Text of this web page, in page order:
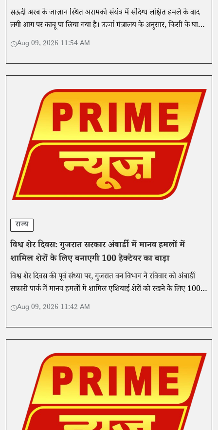
सऊदी अरब के जाज़ान स्थित अरामको संयंत्र में संदिग्ध लक्षित हमले के बाद
लगी आग पर काबू पा लिया गया है। ऊर्जा मंत्रालय के अनुसार, किसी के घायल
होने की कोई खबर नहीं है।
Aug 09, 2026 11:54 AM
राज्य
विश्व शेर दिवस: गुजरात सरकार अंबार्डी में मानव हमलों में
शामिल शेरों के लिए बनाएगी 100 हेक्टेयर का बाड़ा
विश्व शेर दिवस की पूर्व संध्या पर, गुजरात वन विभाग ने रविवार को अंबार्डी
सफारी पार्क में मानव हमलों में शामिल एशियाई शेरों को रखने के लिए 100
हेक्टेयर के विशेष बाड़े के निर्माण की घोषणा की।
Aug 09, 2026 11:42 AM